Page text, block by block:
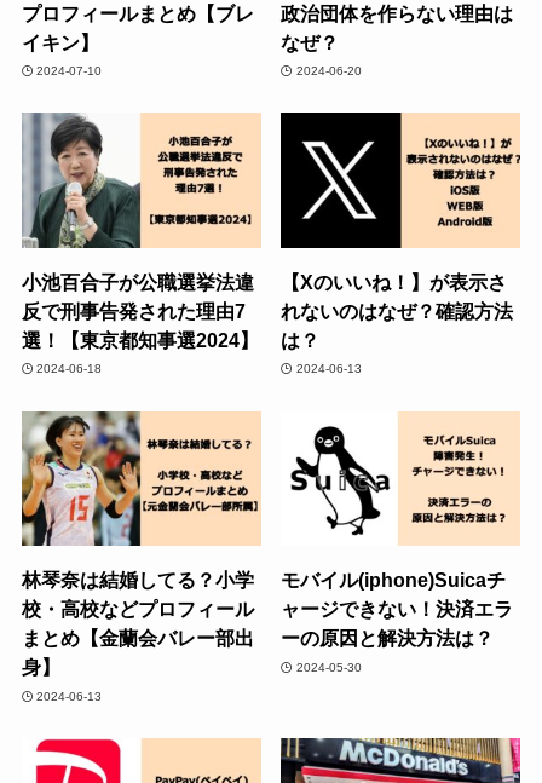
プロフィールまとめ【ブレ
イキン】
2024-07-10
政治団体を作らない理由は
なぜ？
2024-06-20
小池百合子が公職選挙法違
反で刑事告発された理由7
選！【東京都知事選2024】
2024-06-18
【Xのいいね！】が表示さ
れないのはなぜ？確認方法
は？
2024-06-13
林琴奈は結婚してる？小学
校・高校などプロフィール
まとめ【金蘭会バレー部出
身】
2024-06-13
モバイル(iphone)Suicaチ
ャージできない！決済エラ
ーの原因と解決方法は？
2024-05-30